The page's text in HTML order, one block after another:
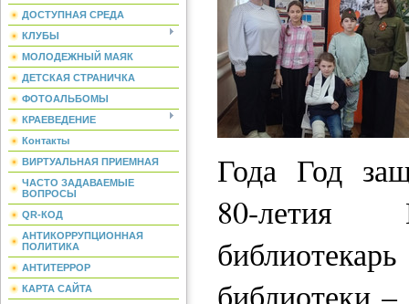
ДОСТУПНАЯ СРЕДА
КЛУБЫ
МОЛОДЕЖНЫЙ МАЯК
ДЕТСКАЯ СТРАНИЧКА
ФОТОАЛЬБОМЫ
КРАЕВЕДЕНИЕ
Контакты
ВИРТУАЛЬНАЯ ПРИЕМНАЯ
ЧАСТО ЗАДАВАЕМЫЕ
ВОПРОСЫ
QR-КОД
АНТИКОРРУПЦИОННАЯ
ПОЛИТИКА
АНТИТЕРРОР
КАРТА САЙТА
Года Год
80-летия